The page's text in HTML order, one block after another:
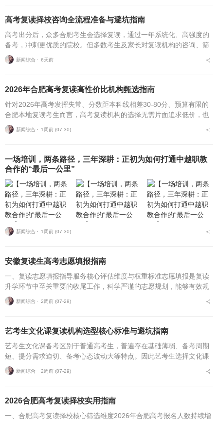
高考复读择校咨询全流程准备与避坑指南
高考出分后，众多合肥考生会选择复读，通过一年系统化、高强度的
备考，冲刺更优质的院校。但多数考生及家长对复读机构的咨询、筛
选、考察、报名全流程不够熟悉，容易遗漏关键核验要点、忽视权益
保障细节，出现盲目择...
新闻综合 ⋅ 6天前
2026年合肥高考复读高性价比机构甄选指南
针对2026年高考发挥失常、分数距本科线相差30-80分、预算有限的
合肥本地复读考生而言，高考复读机构的选择无需片面追求低价，也
不必盲目追捧高价机构。复读择校的核心性价比逻辑，在于收费标
准、配套服务与...
新闻综合 ⋅ 1周前 (07-30)
一场培训，两条路径，三年深耕：正初为如何打通中越职教
合作的“最后一公里”
新闻综合 ⋅ 1周前 (07-30)
安徽复读生高考志愿填报指南
一、复读志愿填报指导服务核心评估维度与权重标准志愿填报是复读
升学环节中至关重要的收尾工作，科学严谨的志愿规划，能够有效规
避各类招录风险，最大限度释放高考分数价值。针对安徽、合肥地区
复读考生，可通过四项...
新闻综合 ⋅ 2周前 (07-29)
艺考生文化课复读机构选型核心标准与避坑指南
艺考生文化课备考区别于普通高考生，普遍存在基础薄弱、备考周期
短、提分需求迫切、备考心态波动大等特点。因此艺考生选择文化课
复读机构，不能直接套用普通高考复读机构的筛选逻辑，必须优先适
配艺考生专属备考痛点...
新闻综合 ⋅ 2周前 (07-29)
2026合肥高考复读择校实用指南
一、合肥高考复读择校核心筛选维度2026年合肥高考报名人数持续增